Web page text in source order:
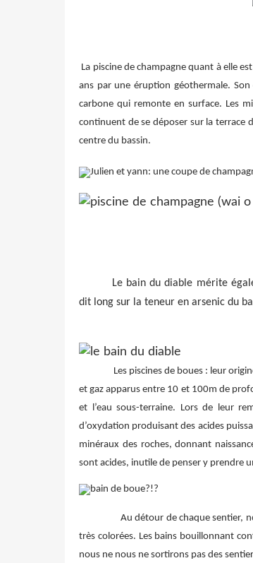
La piscine de champagne quant à elle
ans par une éruption géothermale.
carbone qui remonte en surface. Les
continuent de se déposer sur la terrace
centre du bassin.
Le bain du diable mérite
dit long sur la teneur en arsenic du
Les piscines de boues : leur origine
et gaz apparus entre 10 et 100m de
et l’eau sous-terraine. Lors de leur
d’oxydation produisant des acides
minéraux des roches, donnant
sont acides, inutile de penser y prendre
Au détour de chaque sentier, nous
très colorées. Les bains bouillonnant
nous ne nous ne sortirons pas des